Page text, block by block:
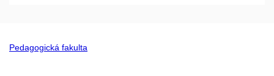
Pedagogická fakulta